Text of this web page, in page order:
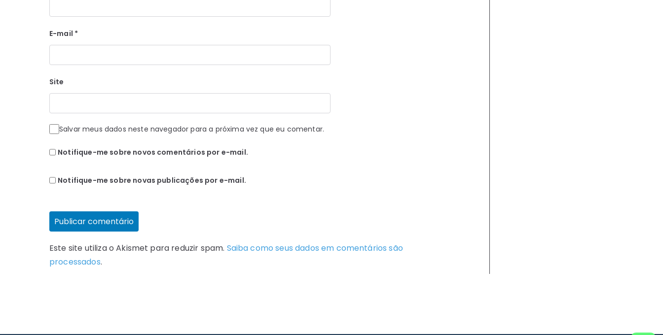
E-mail *
Site
Salvar meus dados neste navegador para a próxima vez que eu comentar.
Notifique-me sobre novos comentários por e-mail.
Notifique-me sobre novas publicações por e-mail.
Este site utiliza o Akismet para reduzir spam. Saiba como seus dados em comentários são
processados.